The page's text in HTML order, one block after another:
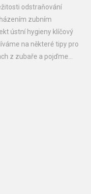
odstraňování
zubním
ústní hygieny klíčový
na některé tipy pro
z zubaře a pojďme